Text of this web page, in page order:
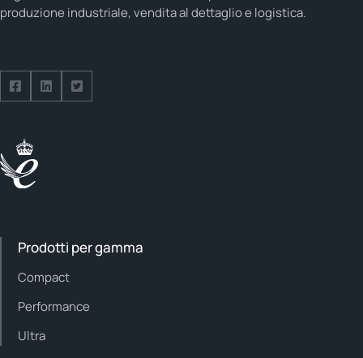
produzione industriale, vendita al dettaglio e logistica.
Seguici su Facebook
Seguici su LinkedIn
Seguici su Twitter
Prodotti per gamma
Compact
Performance
Ultra